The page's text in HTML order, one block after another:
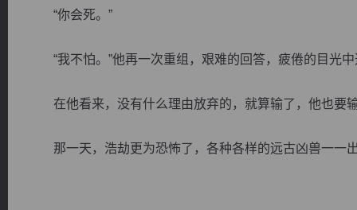
“你会死。”
“我不怕。”他再一次重组，艰难的回答，疲倦的目光中
在他看来，没有什么理由放弃的，就算输了，他也要
那一天，浩劫更为恐怖了，各种各样的远古凶兽一一